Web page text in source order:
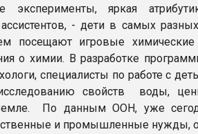
эксперименты, яркая
- дети в самых
посещают игровые
о химии. В разработке
специалисты по работе с
свойств воды,
По данным ООН, уже
и промышленные нужды,